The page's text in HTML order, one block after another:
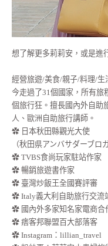
想了解更多莉莉安，或是進
經營旅遊/美食/親子/料理/生
今走過了31個國家，所有旅
個旅行狂。擅長國內外自助
人、歐洲自助旅行講師。
✿ 日本秋田縣觀光大使
（秋田県アンバサダーブロ
✿ TVBS食尚玩家駐站作家
✿ 暢銷旅遊書作家
✿ 臺灣炒飯王全國賽評審
✿ Italy義大利自助旅行交流
✿ 國內外多家知名家電商合
✿ 痞客邦聯盟百大部落客
✿ Instagram：lillian_travel